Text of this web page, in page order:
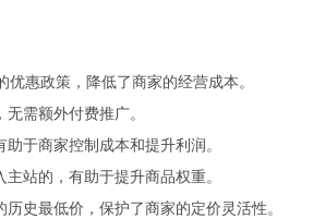
惠政策，降低了商家的经营成本。
需额外付费推广。
于商家控制成本和提升利润。
站的，有助于提升商品权重。
史最低价，保护了商家的定价灵活性。